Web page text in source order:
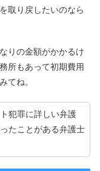
取り戻したいのなら
りの金額がかかるけ
所もあって初期費用
てね。
犯罪に詳しい弁護
たことがある弁護士